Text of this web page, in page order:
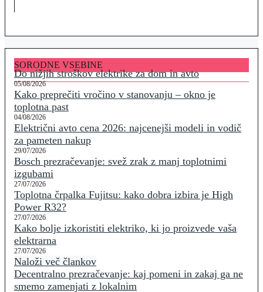
SORODNE VSEBINE
Do nižjih stroškov elektrike za dom in avto
05/08/2026
Kako preprečiti vročino v stanovanju – okno je
toplotna past
04/08/2026
Električni avto cena 2026: najcenejši modeli in vodič
za pameten nakup
29/07/2026
Bosch prezračevanje: svež zrak z manj toplotnimi
izgubami
27/07/2026
Toplotna črpalka Fujitsu: kako dobra izbira je High
Power R32?
27/07/2026
Kako bolje izkoristiti elektriko, ki jo proizvede vaša
elektrarna
27/07/2026
Naloži več člankov
Decentralno prezračevanje: kaj pomeni in zakaj ga ne
smemo zamenjati z lokalnim